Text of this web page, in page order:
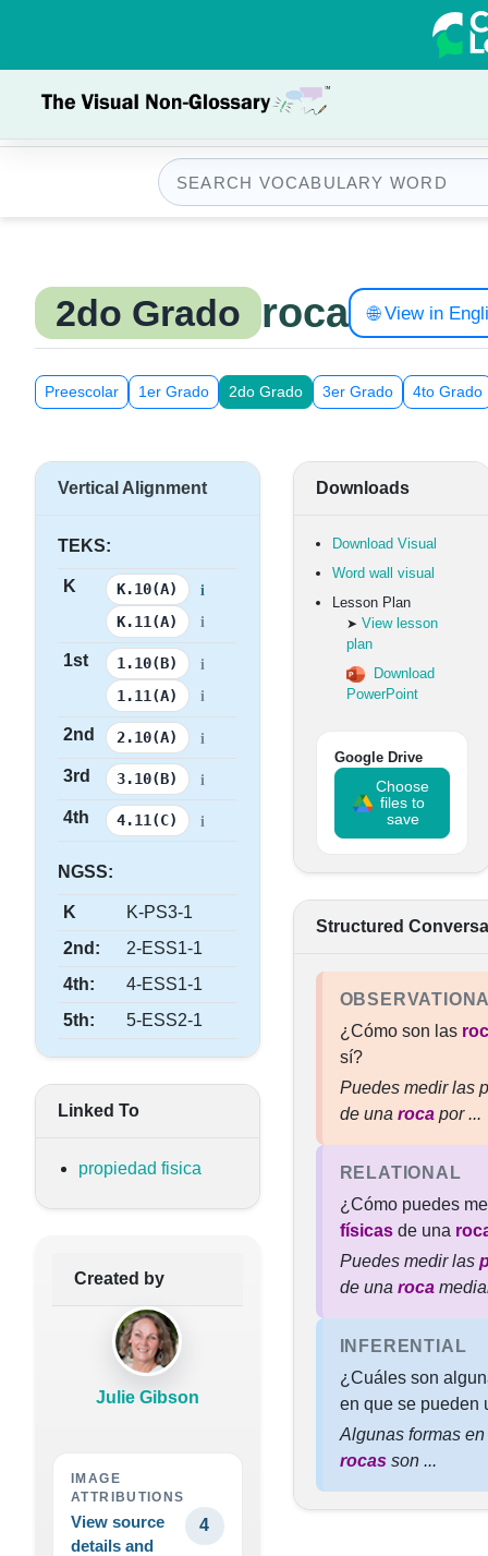
2do Grado roca 🌐 View in
Preescolar 1er Grado 2do Grado 3er Grado 4to Grado
Vertical Alignment
TEKS:
K K.10(A) i
K.11(A) i
1st 1.10(B) i
1.11(A) i
2nd 2.10(A) i
3rd 3.10(B) i
4th 4.11(C) i
NGSS:
K
K-PS3-1
2nd:
2-ESS1-1
4th:
4-ESS1-1
5th:
5-ESS2-1
Linked To
propiedad fisica
Created by
Julie Gibson
IMAGE
ATTRIBUTIONS
View source
details and
4
Downloads
Download Visual
Word wall visual
Lesson Plan
➤ View lesson
plan
Download
PowerPoint
Google Drive
Choose
files to
save
Structured
¿Cómo son las
sí?
Puedes medir las
de una rocapor ...
RELATIONAL
¿Cómo puedes
físicasde una
Puedes medir las
de una roca
INFERENTIAL
¿Cuáles son
en que se pueden
Algunas formas
rocasson ...